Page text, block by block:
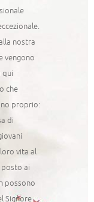
nostra
vengono
qui
che
proprio:
di
vita al
posto ai
possono
Signore